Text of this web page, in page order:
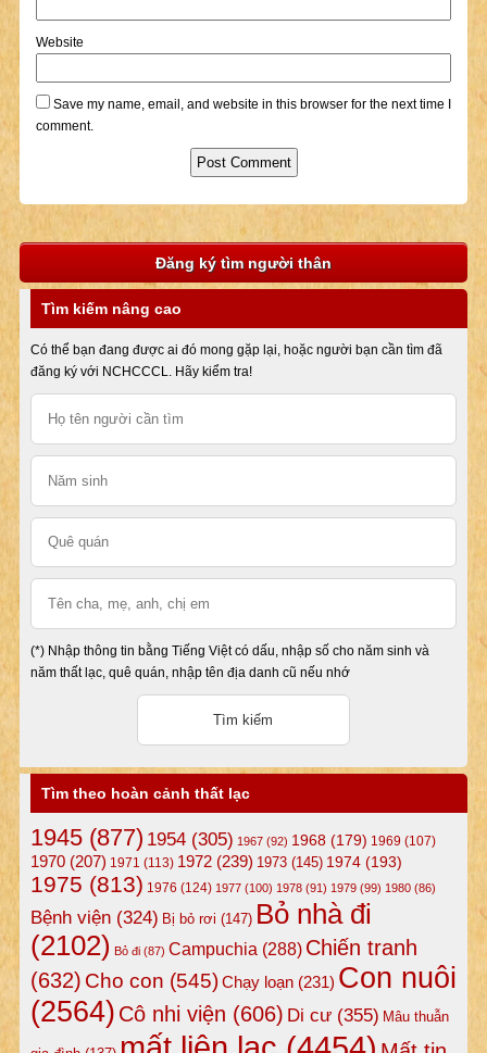
Website
Save my name, email, and website in this browser for the next time I
comment.
Đăng ký tìm người thân
Tìm kiếm nâng cao
Có thể bạn đang được ai đó mong gặp lại, hoặc người bạn cần tìm đã
đăng ký với NCHCCCL. Hãy kiểm tra!
(*) Nhập thông tin bằng Tiếng Việt có dấu, nhập số cho năm sinh và
năm thất lạc, quê quán, nhập tên địa danh cũ nếu nhớ
Tìm theo hoàn cảnh thất lạc
1945(877) 1954(305) 1967(92) 1968(179) 1969 (107)
1970(207) 1971 (113) 1972(239) 1973(145) 1974(193)
1975 (813) 1976 (124) 1977(100) 1978(91) 1979(99) 1980(86)
Bệnh viện(324) Bị bỏ rơi (147) Bỏ nhà đi
(2102) Bỏ đi(87) Campuchia (288) Chiến tranh
(632) Cho con (545)Chạy loạn(231) Con nuôi
(2564) Cô nhi viện (606) Di cư(355) Mâu thuẫn